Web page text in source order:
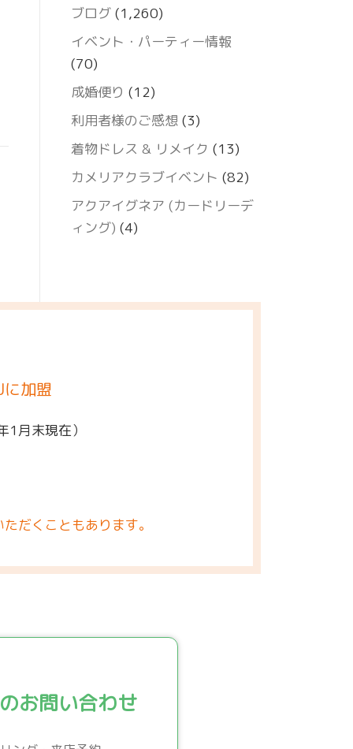
お問い合わせ
ブログ (1,260)
イベント・パーティー情報
(70)
成婚便り (12)
利用者様のご感想 (3)
着物ドレス & リメイク (13)
カメリアクラブイベント (82)
アクアイグネア (カードリーデ
ィング) (4)
加盟
1月末現在）
だくこともあります。
お問い合わせ